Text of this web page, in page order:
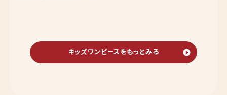
キッズワンピースをもっとみる